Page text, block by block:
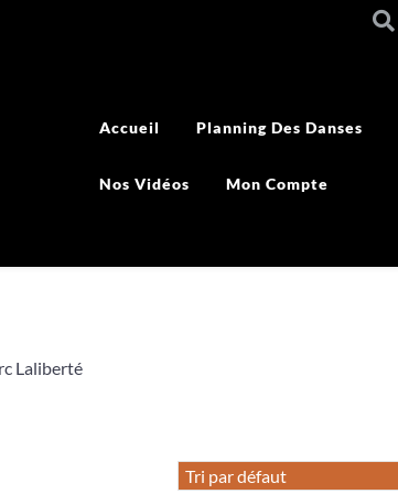
Accueil Planning Des Danses
Nos Vidéos Mon Compte
Laliberté